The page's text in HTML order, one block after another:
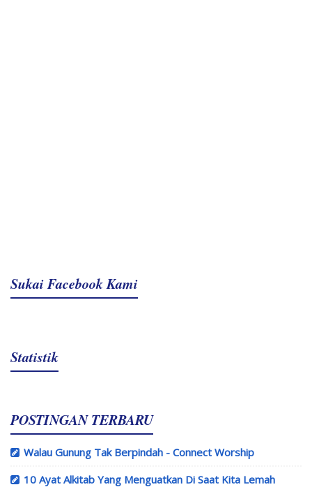
Sukai Facebook Kami
Statistik
POSTINGAN TERBARU
Walau Gunung Tak Berpindah - Connect Worship
10 Ayat Alkitab Yang Menguatkan Di Saat Kita Lemah